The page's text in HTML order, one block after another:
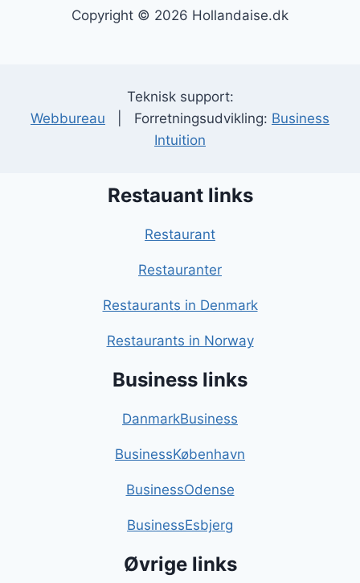
Copyright © 2026 Hollandaise.dk
Teknisk support:
Webbureau | Forretningsudvikling: Business
Intuition
Restauant links
Restaurant
Restauranter
Restaurants in Denmark
Restaurants in Norway
Business links
DanmarkBusiness
BusinessKøbenhavn
BusinessOdense
BusinessEsbjerg
Øvrige links